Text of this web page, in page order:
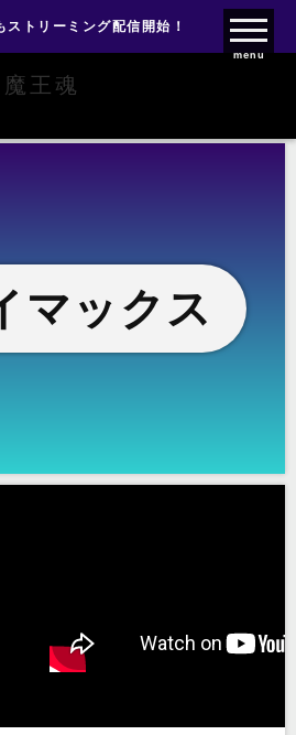
ファンクラブ
ストリーミング配信開始！
menu
マックス